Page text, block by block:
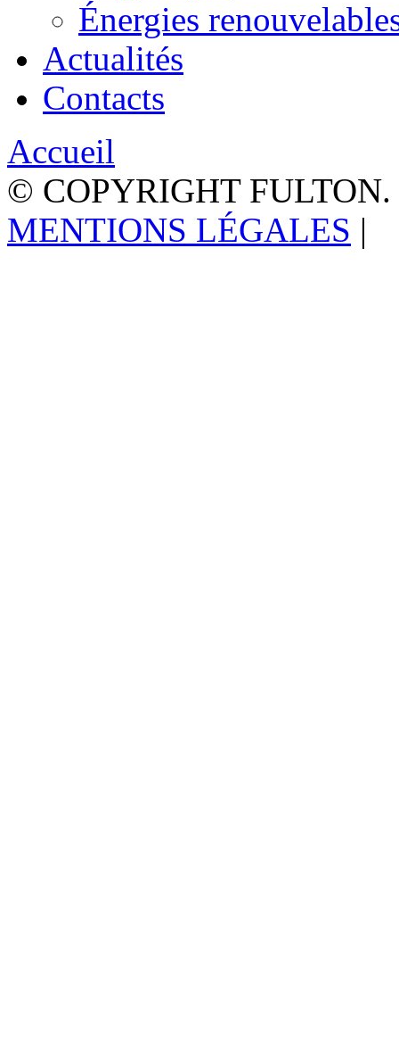
Énergies
Actualités
Contacts
Accueil
© COPYRIGHT
MENTIONS LÉGALES |